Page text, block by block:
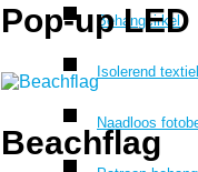
Behangcirkel
Isolerend
Naadloos
Pop-up
Beachflag